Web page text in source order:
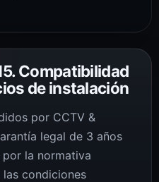
Compatibilidad
de instalación
por CCTV &
legal de 3 años
la normativa
condiciones